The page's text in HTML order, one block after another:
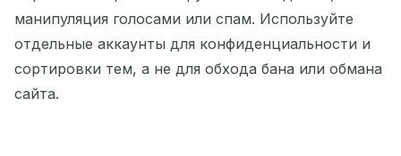
манипуляция голосами или спам. Используйте
отдельные аккаунты для конфиденциальности и
сортировки тем, а не для обхода бана или обмана
сайта.